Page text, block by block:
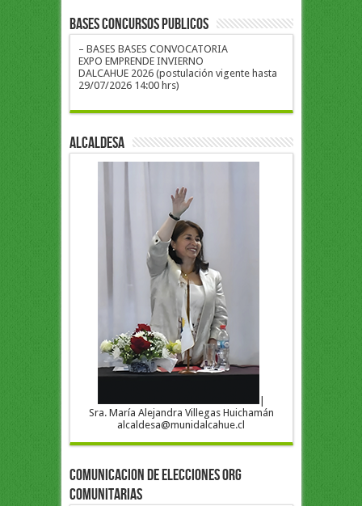
BASES CONCURSOS PUBLICOS
– BASES BASES CONVOCATORIA
EXPO EMPRENDE INVIERNO
DALCAHUE 2026 (postulación vigente hasta
29/07/2026 14:00 hrs)
ALCALDESA
Sra. María Alejandra Villegas Huichamán
alcaldesa@munidalcahue.cl
COMUNICACION DE ELECCIONES ORG
COMUNITARIAS